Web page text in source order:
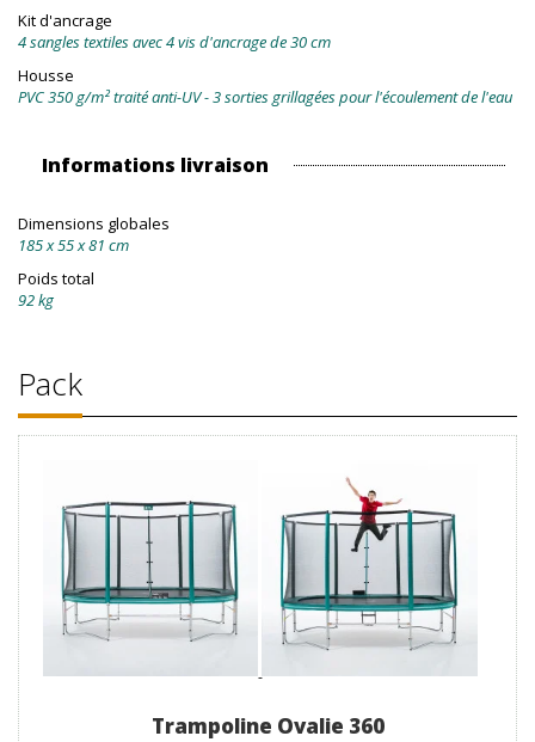
Kit d'ancrage
4 sangles textiles avec 4 vis d'ancrage de 30 cm
Housse
PVC 350 g/m² traité anti-UV - 3 sorties grillagées pour l'écoulement de l'eau
Informations livraison
Dimensions globales
185 x 55 x 81 cm
Poids total
92 kg
Pack
Trampoline Ovalie 360